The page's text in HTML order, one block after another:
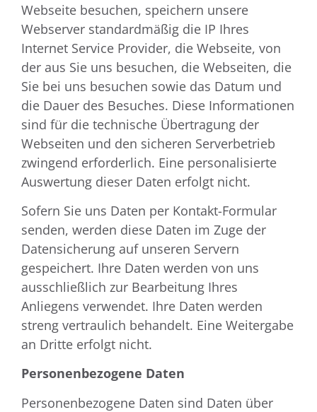
Webseite besuchen, speichern unsere
Webserver standardmäßig die IP Ihres
Internet Service Provider, die Webseite, von
der aus Sie uns besuchen, die Webseiten, die
Sie bei uns besuchen sowie das Datum und
die Dauer des Besuches. Diese Informationen
sind für die technische Übertragung der
Webseiten und den sicheren Serverbetrieb
zwingend erforderlich. Eine personalisierte
Auswertung dieser Daten erfolgt nicht.
Sofern Sie uns Daten per Kontakt-Formular
senden, werden diese Daten im Zuge der
Datensicherung auf unseren Servern
gespeichert. Ihre Daten werden von uns
ausschließlich zur Bearbeitung Ihres
Anliegens verwendet. Ihre Daten werden
streng vertraulich behandelt. Eine Weitergabe
an Dritte erfolgt nicht.
Personenbezogene Daten
Personenbezogene Daten sind Daten über